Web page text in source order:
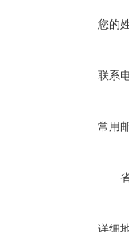
您的
联系
常用
详细